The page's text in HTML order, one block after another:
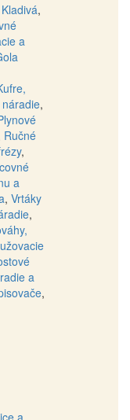
Kladivá,
a
,
Ručné
,
a
, Vrtáky
,
a
,
a